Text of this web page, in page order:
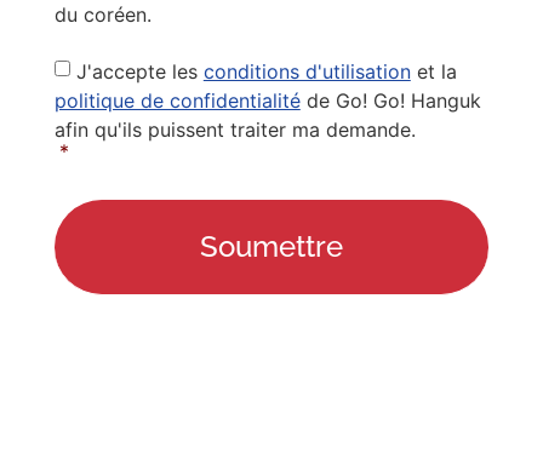
du coréen.
Privacy
Policy
*
J'accepte les conditions d'utilisationet la
politique de confidentialitéde Go! Go! Hanguk
afin qu'ils puissent traiter ma demande.
*